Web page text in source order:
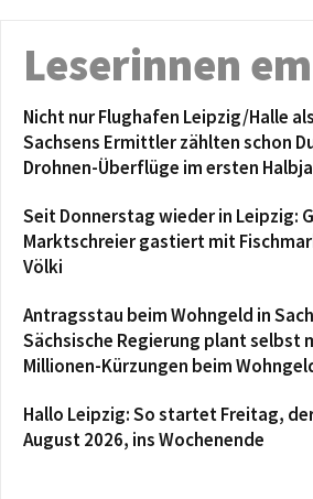
Leserinnen
Nicht nur Flughafen Leipzig/Halle
Sachsens Ermittler zählten schon
Drohnen-Überflüge im ersten
Seit Donnerstag wieder in Leipzig:
Marktschreier gastiert mit
Völki
Antragsstau beim Wohngeld in
Sächsische Regierung plant selbst
Millionen-Kürzungen beim
Hallo Leipzig: So startet Freitag,
August 2026, ins Wochenende